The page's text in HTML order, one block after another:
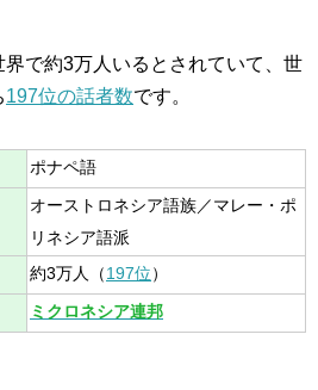
で約3万人いるとされていて、世
197位の話者数です。
ポナペ語
オーストロネシア語族／マレー・ポ
リネシア語派
約3万人（197位）
ミクロネシア連邦